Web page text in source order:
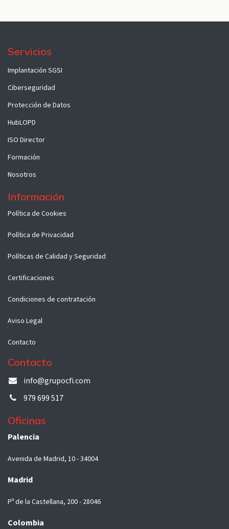
Servicios
Implantación SGSI
Ciberseguridad
Protección de Datos
HubLOPD
ISO Director
Formación
Nosotros
Información
Políti​ca d​e Co​okies
Política de Privacidad
Políticas de Calidad y Seguridad
Certificaciones
Condiciones de contratación
Aviso Legal
Contacto
Contacto
info@grupocfi.com
979 699 517
Oficinas
Palencia
Avenida de Madrid, 10 - 34004
Madrid
Pº de la Castellana, 200 - 28046
Colombia